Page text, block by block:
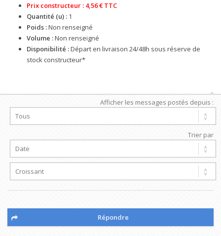
Prix constructeur : 4,56 € TTC
Quantité (u) : 1
Poids :Non renseigné
Volume :Non renseigné
Disponibilité :Départ en livraison 24/48h sous réserve de
stock constructeur*
Afficher les messages postés depuis :
Trier par
Répondre